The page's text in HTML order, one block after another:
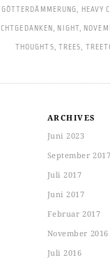
GÖTTERDÄMMERUNG, HEAVY
, NIGHT,
THOUGHTS, TREES,
ARCHIVES
Juni 2023
September
Juli 2017
Juni 2017
Februar 2017
November 2016
Juli 2016